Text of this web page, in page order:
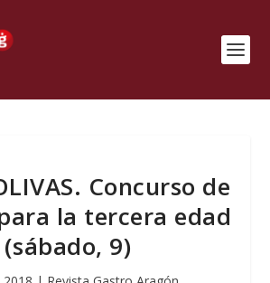
Concurso de
la tercera edad
(sábado, 9)